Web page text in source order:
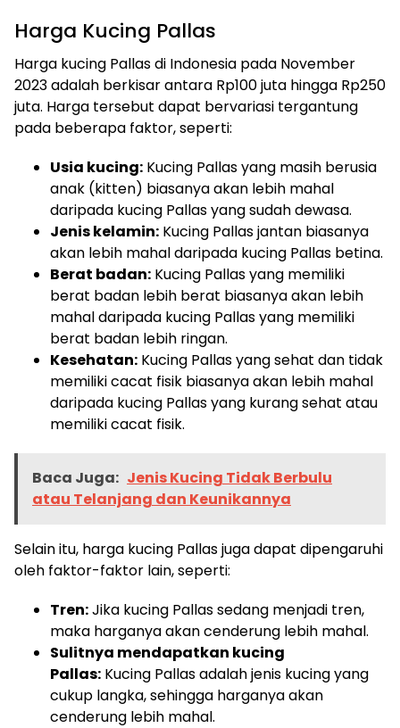
Harga Kucing Pallas
Harga kucing Pallas di Indonesia pada November
2023 adalah berkisar antara Rp100 juta hingga Rp250
juta. Harga tersebut dapat bervariasi tergantung
pada beberapa faktor, seperti:
Usia kucing: Kucing Pallas yang masih berusia
anak (kitten) biasanya akan lebih mahal
daripada kucing Pallas yang sudah dewasa.
Jenis kelamin: Kucing Pallas jantan biasanya
akan lebih mahal daripada kucing Pallas betina.
Berat badan: Kucing Pallas yang memiliki
berat badan lebih berat biasanya akan lebih
mahal daripada kucing Pallas yang memiliki
berat badan lebih ringan.
Kesehatan: Kucing Pallas yang sehat dan tidak
memiliki cacat fisik biasanya akan lebih mahal
daripada kucing Pallas yang kurang sehat atau
memiliki cacat fisik.
Baca Juga: Jenis Kucing Tidak Berbulu
atau Telanjang dan Keunikannya
Selain itu, harga kucing Pallas juga dapat dipengaruhi
oleh faktor-faktor lain, seperti:
Tren:Jika kucing Pallas sedang menjadi tren,
maka harganya akan cenderung lebih mahal.
Sulitnya mendapatkan kucing
Pallas: Kucing Pallas adalah jenis kucing yang
cukup langka, sehingga harganya akan
cenderung lebih mahal.